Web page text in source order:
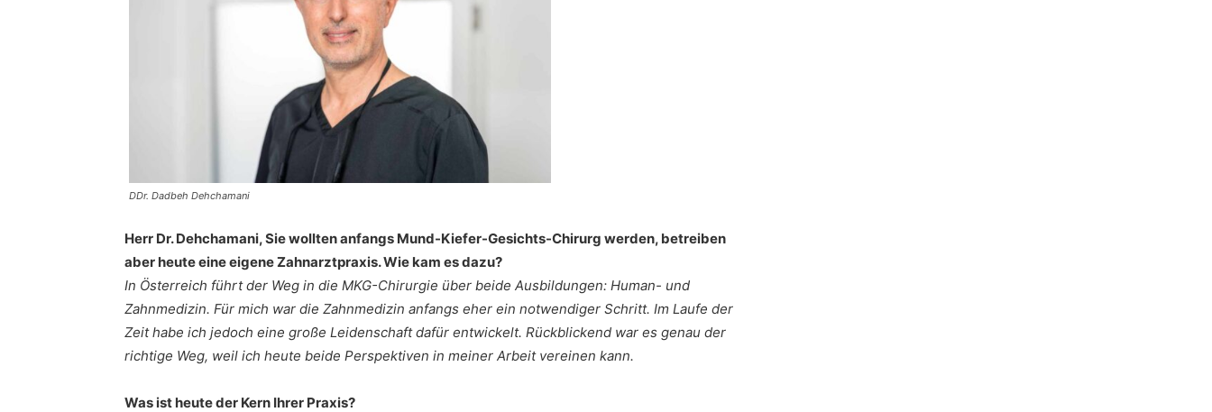
DDr. Dadbeh Dehchamani
Herr Dr. Dehchamani, Sie wollten anfangs Mund-Kiefer-Gesichts-Chirurg werden, betreiben
aber heute eine eigene Zahnarztpraxis. Wie kam es dazu?
In Österreich führt der Weg in die MKG-Chirurgie über beide Ausbildungen: Human- und
Zahnmedizin. Für mich war die Zahnmedizin anfangs eher ein notwendiger Schritt. Im Laufe der
Zeit habe ich jedoch eine große Leidenschaft dafür entwickelt. Rückblickend war es genau der
richtige Weg, weil ich heute beide Perspektiven in meiner Arbeit vereinen kann.
Was ist heute der Kern Ihrer Praxis?